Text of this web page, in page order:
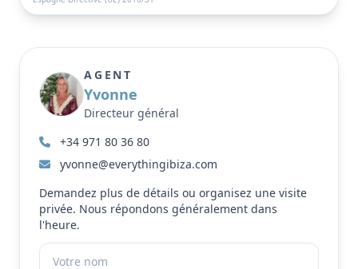
AGENT
Yvonne
Directeur général
+34 971 80 36 80
yvonne@everythingibiza.com
Demandez plus de détails ou organisez une visite
privée. Nous répondons généralement dans
l'heure.